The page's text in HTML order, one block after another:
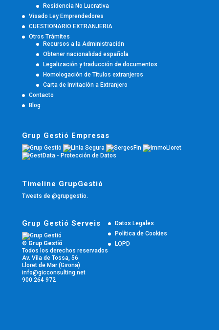
Residencia No Lucrativa
Visado Ley Emprendedores
CUESTIONARIO EXTRANJERIA
Otros Trámites
Recursos a la Administración
Obtener nacionalidad española
Legalización y traducción de documentos
Homologación de Títulos extranjeros
Carta de Invitación a Extranjero
Contacto
Blog
Grup Gestió Empresas
Timeline GrupGestió
Tweets de @grupgestio.
Grup Gestió Serveis
© Grup Gestió
Todos los derechos reservados
Av. Vila de Tossa, 56
Lloret de Mar (Girona)
info@gicconsulting.net
900 264 972
Datos Legales
Política de Cookies
LOPD